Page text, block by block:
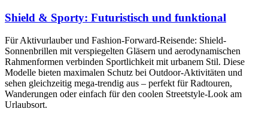
Shield & Sporty: Futuristisch und funktional
Für Aktivurlauber und Fashion-Forward-Reisende: Shield-
Sonnenbrillen mit verspiegelten Gläsern und aerodynamischen
Rahmenformen verbinden Sportlichkeit mit urbanem Stil. Diese
Modelle bieten maximalen Schutz bei Outdoor-Aktivitäten und
sehen gleichzeitig mega-trendig aus – perfekt für Radtouren,
Wanderungen oder einfach für den coolen Streetstyle-Look am
Urlaubsort.